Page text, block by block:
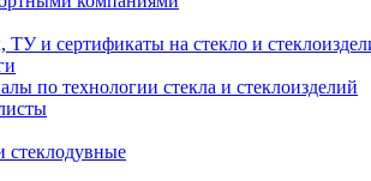
и сертификаты на стекло и
по технологии стекла и стеклоизделий
стеклодувные